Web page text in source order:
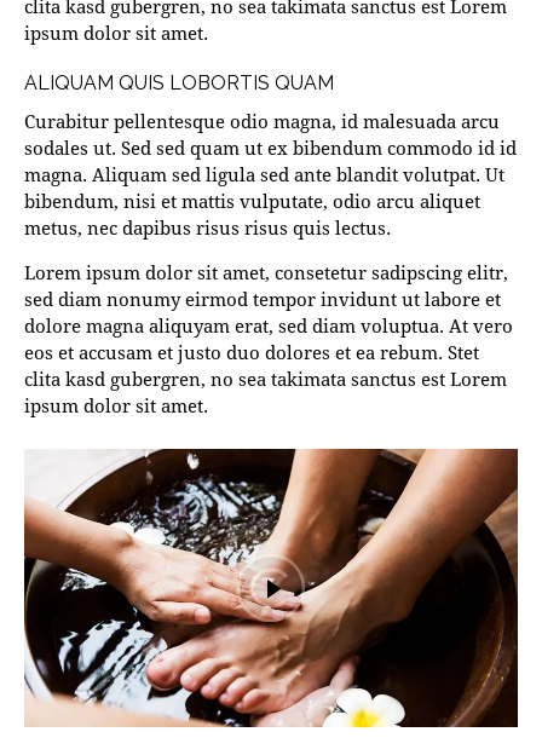
clita kasd gubergren, no sea takimata sanctus est Lorem
ipsum dolor sit amet.
ALIQUAM QUIS LOBORTIS QUAM
Curabitur pellentesque odio magna, id malesuada arcu
sodales ut. Sed sed quam ut ex bibendum commodo id id
magna. Aliquam sed ligula sed ante blandit volutpat. Ut
bibendum, nisi et mattis vulputate, odio arcu aliquet
metus, nec dapibus risus risus quis lectus.
Lorem ipsum dolor sit amet, consetetur sadipscing elitr,
sed diam nonumy eirmod tempor invidunt ut labore et
dolore magna aliquyam erat, sed diam voluptua. At vero
eos et accusam et justo duo dolores et ea rebum. Stet
clita kasd gubergren, no sea takimata sanctus est Lorem
ipsum dolor sit amet.